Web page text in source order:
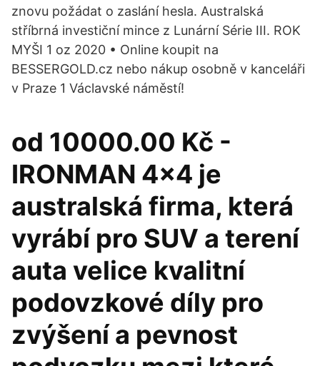
znovu požádat o zaslání hesla. Australská
stříbrná investiční mince z Lunární Série III. ROK
MYŠI 1 oz 2020 • Online koupit na
BESSERGOLD.cz nebo nákup osobně v kanceláři
v Praze 1 Václavské náměstí!
od 10000.00 Kč -
IRONMAN 4x4 je
australská firma, která
vyrábí pro SUV a terení
auta velice kvalitní
podovzkové díly pro
zvýšení a pevnost